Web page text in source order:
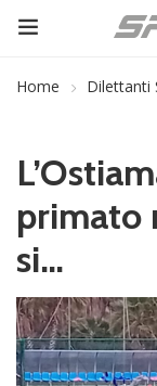
Home Dilettanti
primato
si…